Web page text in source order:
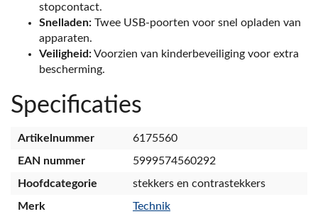
stopcontact.
Snelladen: Twee USB-poorten voor snel opladen van
apparaten.
Veiligheid:Voorzien van kinderbeveiliging voor extra
bescherming.
Specificaties
Artikelnummer
6175560
EAN nummer
5999574560292
Hoofdcategorie
stekkers en contrastekkers
Merk
Technik